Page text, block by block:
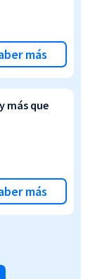
más
más que
más